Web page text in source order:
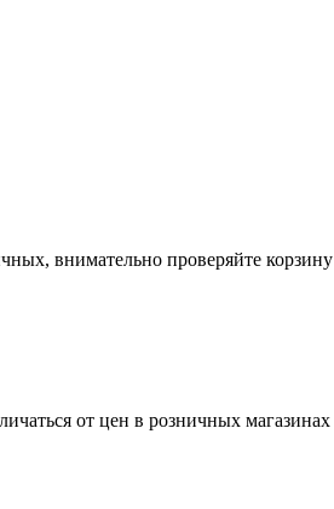
внимательно проверяйте корзину
от цен в розничных магазинах